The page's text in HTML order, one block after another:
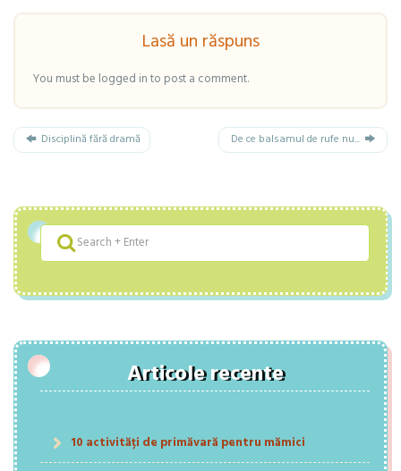
Lasă un răspuns
You must be logged in to post a comment.
Disciplină fără dramă De ce balsamul de rufe nu...
Articole recente
10 activități de primăvară pentru mămici